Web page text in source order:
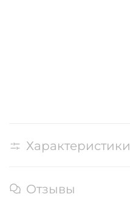
Характеристики
Отзывы